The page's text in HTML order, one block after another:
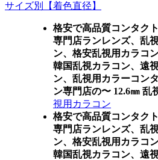
サイズ別【着色直径】
格安で高品質コンタク
専門店ランレンズ、乱
ン、格安乱視用カラコ
韓国乱視カラコン、遠
ン、乱視用カラーコン
ン専門店の〜 12.6㎜ 乱
視用カラコン
格安で高品質コンタク
専門店ランレンズ、乱
ン、格安乱視用カラコ
韓国乱視カラコン、遠